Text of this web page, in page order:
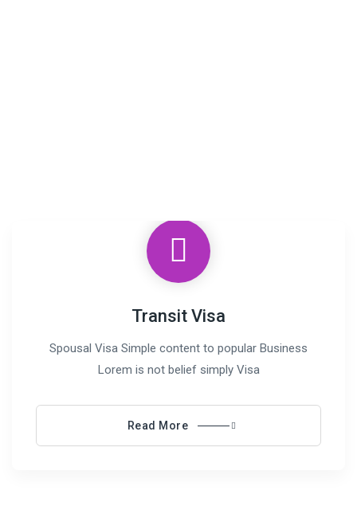
Transit Visa
Spousal Visa Simple content to popular Business
Lorem is not belief simply Visa
Read More